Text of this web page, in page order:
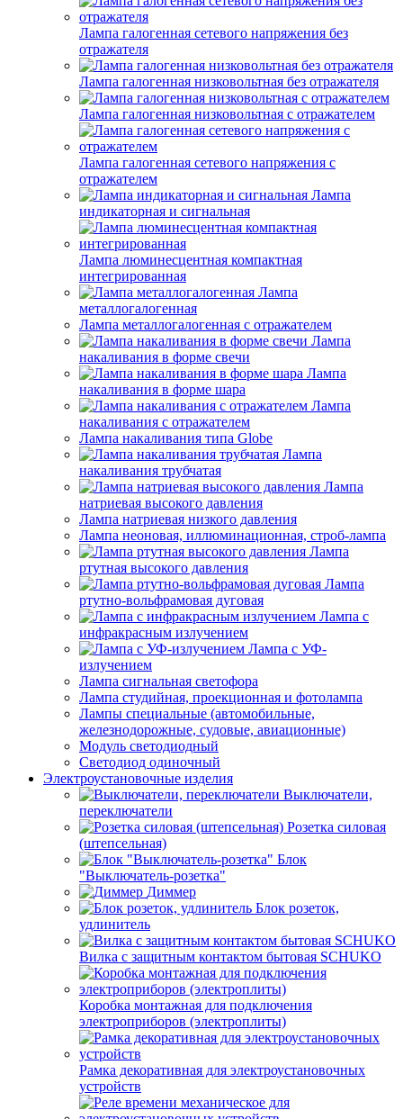
Лампа галогенная сетевого напряжения без
отражателя
Лампа галогенная низковольтная без отражателя
Лампа галогенная низковольтная с отражателем
Лампа галогенная сетевого напряжения с
отражателем
Лампа
индикаторная и сигнальная
Лампа люминесцентная компактная
интегрированная
Лампа
металлогалогенная
Лампа металлогалогенная с отражателем
Лампа
накаливания в форме свечи
Лампа
накаливания в форме шара
Лампа
накаливания с отражателем
Лампа накаливания типа Globe
Лампа
накаливания трубчатая
Лампа
натриевая высокого давления
Лампа натриевая низкого давления
Лампа неоновая, иллюминационная, строб-лампа
Лампа
ртутная высокого давления
Лампа
ртутно-вольфрамовая дуговая
Лампа с
инфракрасным излучением
Лампа с УФ-
излучением
Лампа сигнальная светофора
Лампа студийная, проекционная и фотолампа
Лампы специальные (автомобильные,
железнодорожные, судовые, авиационные)
Модуль светодиодный
Светодиод одиночный
Электроустановочные изделия
Выключатели,
переключатели
Розетка силовая
(штепсельная)
Блок
"Выключатель-розетка"
Диммер
Блок розеток,
удлинитель
Вилка с защитным контактом бытовая SCHUKO
Коробка монтажная для подключения
электроприборов (электроплиты)
Рамка декоративная для электроустановочных
устройств